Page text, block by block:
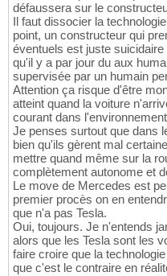
défaussera sur le
Il faut dissocier la
point, un constructeur qui
éventuels est juste
qu'il y a par jour du aux
supervisée par un humain
Attention ça risque d'être
atteint quand la voiture
courant dans
Je penses surtout que dans
bien qu'ils gèrent mal
mettre quand même sur la
complètement autonome et
Le move de Mercedes est
premier procès on en
que n'a pas Tesla.
Oui, toujours. Je n'entends
alors que les Tesla sont les
faire croire que la
que c'est le contraire en